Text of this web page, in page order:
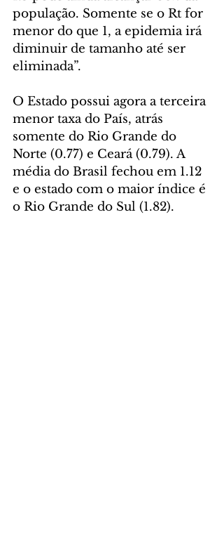
população. Somente se o Rt for
menor do que 1, a epidemia irá
diminuir de tamanho até ser
eliminada”.
O Estado possui agora a terceira
menor taxa do País, atrás
somente do Rio Grande do
Norte (0.77) e Ceará (0.79). A
média do Brasil fechou em 1.12
e o estado com o maior índice é
o Rio Grande do Sul (1.82).